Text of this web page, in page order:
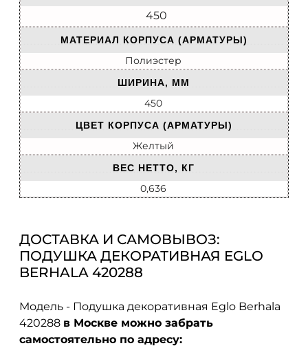
450
МАТЕРИАЛ КОРПУСА (АРМАТУРЫ)
Полиэстер
ШИРИНА, ММ
450
ЦВЕТ КОРПУСА (АРМАТУРЫ)
Желтый
ВЕС НЕТТО, КГ
0,636
ДОСТАВКА И САМОВЫВОЗ:
ПОДУШКА ДЕКОРАТИВНАЯ EGLO
BERHALA 420288
Модель - Подушка декоративная Eglo Berhala
420288 в Москве можно забрать
самостоятельно по адресу: